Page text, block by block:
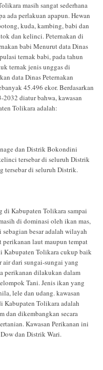
masih sangat sederhana
ada perlakuan apapun. Hewan
kuda, kambing, babi dan
dan kelinci. Peternakan di
babi Menurut data Dinas
ternak babi, pada tahun
ternak jenis unggas di
data Dinas Peternakan
45.496 ekor. Berdasarkan
diatur bahwa, kawasan
Tolikara adalah:
dan Distrik Bokondini
tersebar di seluruh Distrik
tersebar di seluruh Distrik.
di Kabupaten Tolikara sampai
di dominasi oleh ikan mas,
besar adalah wilayah
perikanan laut maupun tempat
Kabupaten Tolikara cukup baik
air dari sungai-sungai yang
perikanan dilakukan dalam
Tani. Jenis ikan yang
lele dan udang. kawasan
Kabupaten Tolikara adalah
dan dikembangkan secara
Kawasan Perikanan ini
dan Distrik Wari.